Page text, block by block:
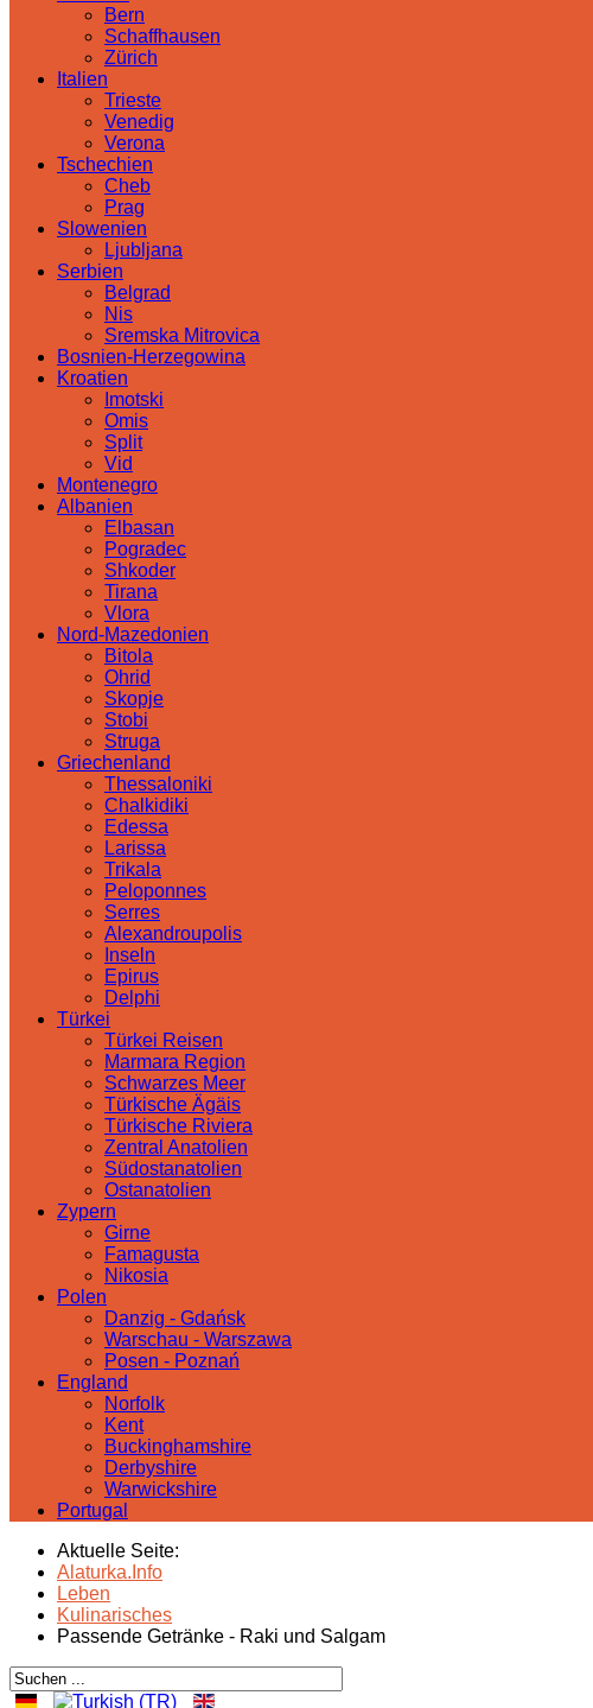
Bern
Schaffhausen
Zürich
Italien
Trieste
Venedig
Verona
Tschechien
Cheb
Prag
Slowenien
Ljubljana
Serbien
Belgrad
Nis
Sremska Mitrovica
Bosnien-Herzegowina
Kroatien
Imotski
Omis
Split
Vid
Montenegro
Albanien
Elbasan
Pogradec
Shkoder
Tirana
Vlora
Nord-Mazedonien
Bitola
Ohrid
Skopje
Stobi
Struga
Griechenland
Thessaloniki
Chalkidiki
Edessa
Larissa
Trikala
Peloponnes
Serres
Alexandroupolis
Inseln
Epirus
Delphi
Türkei
Türkei Reisen
Marmara Region
Schwarzes Meer
Türkische Ägäis
Türkische Riviera
Zentral Anatolien
Südostanatolien
Ostanatolien
Zypern
Girne
Famagusta
Nikosia
Polen
Danzig - Gdańsk
Warschau - Warszawa
Posen - Poznań
England
Norfolk
Kent
Buckinghamshire
Derbyshire
Warwickshire
Portugal
Aktuelle Seite:
Alaturka.Info
Leben
Kulinarisches
Passende Getränke - Raki und Salgam